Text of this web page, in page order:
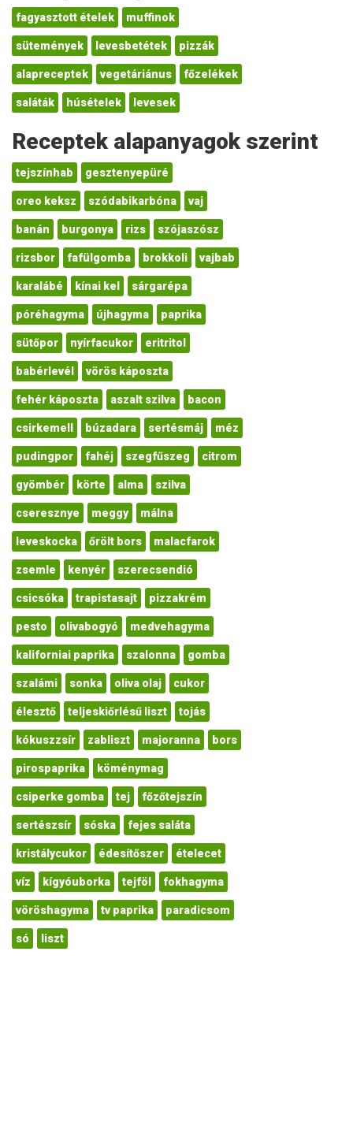
fagyasztott ételek muffinok
sütemények levesbetétek pizzák
alapreceptek vegetáriánus főzelékek
saláták húsételek levesek
Receptek alapanyagok szerint
tejszínhab gesztenyepüré
oreo keksz szódabikarbóna vaj
banán burgonya rizs szójaszósz
rizsbor fafülgomba brokkoli vajbab
karalábé kínai kel sárgarépa
póréhagyma újhagyma paprika
sütőpor nyírfacukor eritritol
babérlevél vörös káposzta
fehér káposzta aszalt szilva bacon
csirkemell búzadara sertésmáj méz
pudingpor fahéj szegfűszeg citrom
gyömbér körte alma szilva
cseresznye meggy málna
leveskocka őrölt bors malacfarok
zsemle kenyér szerecsendió
csicsóka trapistasajt pizzakrém
pesto olivabogyó medvehagyma
kaliforniai paprika szalonna gomba
szalámi sonka oliva olaj cukor
élesztő teljeskiőrlésű liszt tojás
kókuszzsír zabliszt majoranna bors
pirospaprika köménymag
csiperke gomba tej főzőtejszín
sertészsír sóska fejes saláta
kristálycukor édesítőszer ételecet
víz kígyóuborka tejföl fokhagyma
vöröshagyma tv paprika paradicsom
só liszt